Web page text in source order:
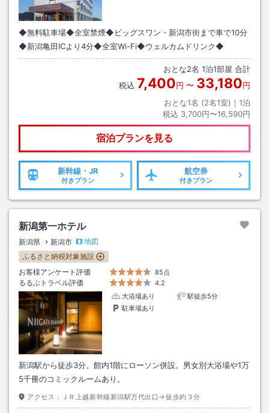
◆無料駐車場◆全室禁煙◆ビッグスワン・新潟市街まで車で10分
◆新潟亀田ICより4分◆全室Wi-Fi◆ウェルカムドリンク◆
おとな2名 1泊1部屋 合計
税込 7,400円 〜 33,180円
おとな1名 (2名1室)｜ 1泊
税込 3,700円〜16,590円
宿泊プランを見る
新幹線・JR
付きプラン
航空券
付きプラン
新潟第一ホテル
新潟県 新潟市
地図
ふるさと納税対象施設
お客様アンケート評価
85点
るるぶトラベル評価
4.2
大浴場あり
駅徒歩5分
駐車場あり
新潟駅から徒歩3分。館内1階にローソン併設。男女別大浴場や1万
5千冊のコミックルームあり。
アクセス： ＪＲ上越新幹線新潟駅万代出口→徒歩約３分